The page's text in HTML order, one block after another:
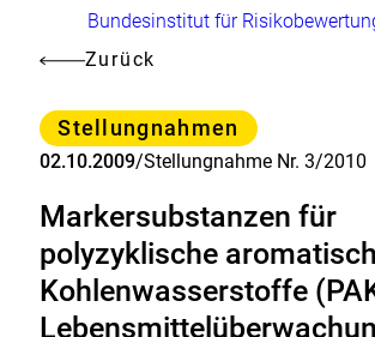
Brotkrumennavigation
Bundesinstitut für
Zurück
Kategorie
Stellungnahmen
02.10.2009/Stellungnahme Nr. 3/2010
Markersubstanzen für
polyzyklische
Kohlenwasserstoffe